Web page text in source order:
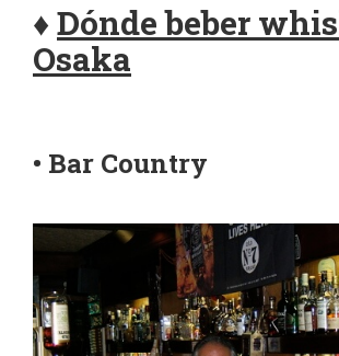
♦Dónde beber
Osaka
• Bar Country